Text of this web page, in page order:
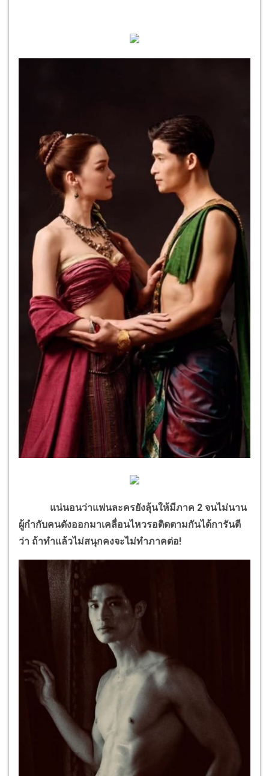
แน่นอนว่าแฟนละครยังลุ้นให้มีภาค 2 จนไม่นาน
ผู้กำกับคนดังออกมาเคลื่อนไหวรอติดตามกันได้การันตี
ว่า ถ้าทำแล้วไม่สนุกคงจะไม่ทำภาคต่อ!